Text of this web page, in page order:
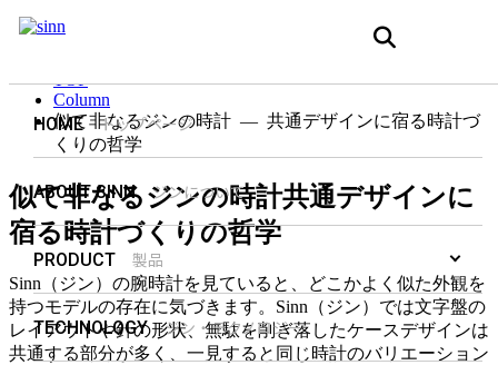
HOME トップページ
ABOUT SINN ジンについて
PRODUCT 製品
TECHNOLOGY ジン・テクノロジー
Column
TOP
Column
似て非なるジンの時計 — 共通デザインに宿る時計づ
くりの哲学
似て非なるジンの時計共通デザインに
宿る時計づくりの哲学
Sinn（ジン）の腕時計を見ていると、どこかよく似た外観を
持つモデルの存在に気づきます。Sinn（ジン）では文字盤の
レイアウトや針の形状、無駄を削ぎ落したケースデザインは
共通する部分が多く、一見すると同じ時計のバリエーション